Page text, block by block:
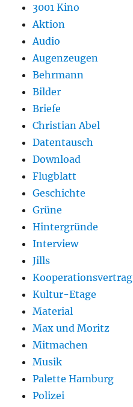
3001 Kino
Aktion
Audio
Augenzeugen
Behrmann
Bilder
Briefe
Christian Abel
Datentausch
Download
Flugblatt
Geschichte
Grüne
Hintergründe
Interview
Jills
Kooperationsvertrag
Kultur-Etage
Material
Max und Moritz
Mitmachen
Musik
Palette Hamburg
Polizei